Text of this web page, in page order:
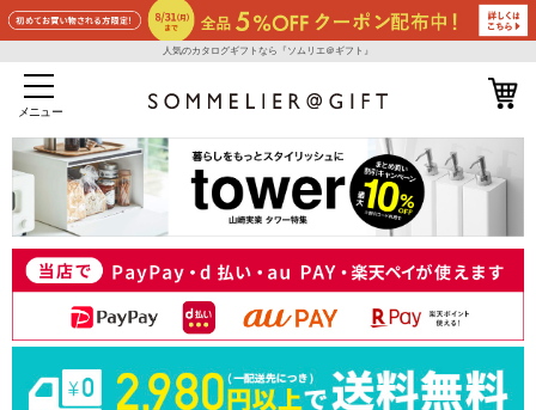
人気のカタログギフトなら『ソムリエ＠ギフト』
メニュー